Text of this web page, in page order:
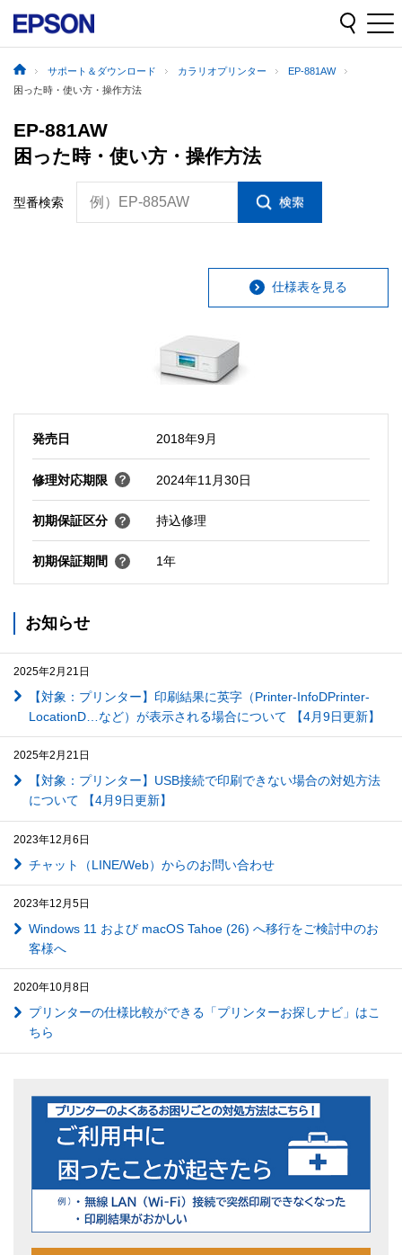
サポート＆ダウンロード カラリオプリンター
EP-881AW
困った時・使い方・操作方法
EP-881AW
困った時・使い方・操作方法
型番検索 例）EP-885AW
仕様表を見る
発売日 2018年9月
修理対応期限 2024年11月30日
初期保証区分 持込修理
初期保証期間 1年
お知らせ
2025年2月21日
【対象：プリンター】印刷結果に英字（Printer-InfoDPrinter-
LocationD…など）が表示される場合について 【4月9日更新】
2025年2月21日
【対象：プリンター】USB接続で印刷できない場合の対処方法
について 【4月9日更新】
2023年12月6日
チャット（LINE/Web）からのお問い合わせ
2023年12月5日
Windows 11 および macOS Tahoe (26) へ移行をご検討中のお
客様へ
2020年10月8日
プリンターの仕様比較ができる「プリンターお探しナビ」はこ
ちら